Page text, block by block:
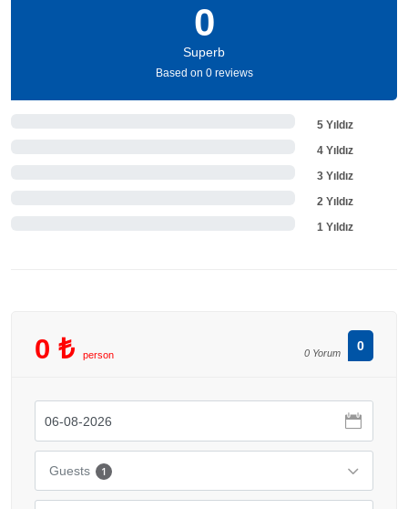
0
Superb
Based on 0 reviews
5 Yıldız
4 Yıldız
3 Yıldız
2 Yıldız
1 Yıldız
0 ₺ person 0 Yorum 0
Guests 1